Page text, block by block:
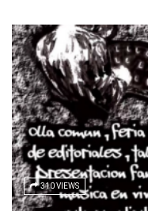
310 VIEWS